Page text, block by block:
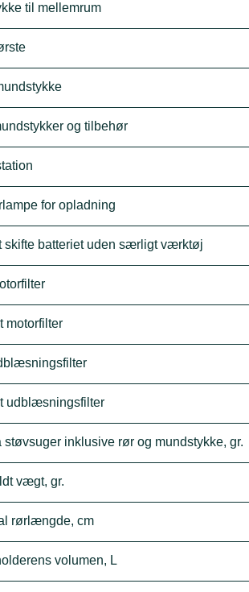
til mellemrum
og tilbehør
for opladning
skifte batteriet uden særligt værktøj
motorfilter
udblæsningsfilter
inklusive rør og mundstykke, gr.
vægt, gr.
rørlængde, cm
volumen, L